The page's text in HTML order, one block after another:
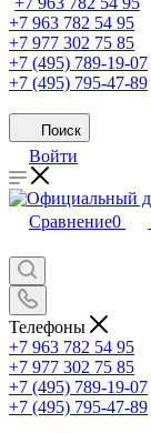
+7 963 782 54 95
+7 977 302 75 85
+7 (495) 789-19-07
+7 (495) 795-47-89
Поиск
Войти
Сравнение0
Телефоны
+7 963 782 54 95
+7 977 302 75 85
+7 (495) 789-19-07
+7 (495) 795-47-89